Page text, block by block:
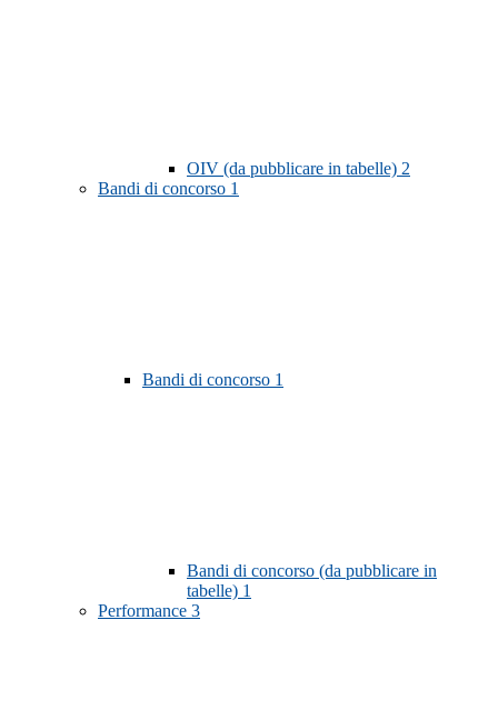
OIV (da pubblicare in tabelle) 2
Bandi di concorso 1
Bandi di concorso 1
Bandi di concorso (da pubblicare in
tabelle) 1
Performance 3